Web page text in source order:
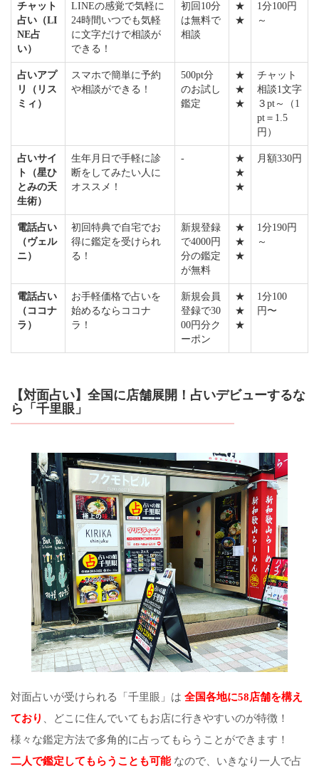
チャット
占い（LI
NE占
い）
LINEの感覚で気軽に
24時間いつでも気軽
に文字だけで相談が
できる！
初回10分
は無料で
相談
★
★
1分100円
～
占いアプ
リ（リス
ミィ）
スマホで簡単に予約
や相談ができる！
500pt分
のお試し
鑑定
★
★
★
チャット
相談1文字
３pt～（1
pt＝1.5
円）
占いサイ
ト（星ひ
とみの天
生術）
生年月日で手軽に診
断をしてみたい人に
オススメ！
-
★
★
★
月額330円
電話占い
（ヴェル
ニ）
初回特典で自宅でお
得に鑑定を受けられ
る！
新規登録
で4000円
分の鑑定
が無料
★
★
★
1分190円
～
電話占い
（ココナ
ラ）
お手軽価格で占いを
始めるならココナ
ラ！
新規会員
登録で30
00円分ク
ーポン
★
★
★
1分100
円〜
【対面占い】全国に店舗展開！占いデビューするな
ら「千里眼」
対面占いが受けられる「千里眼」は 全国各地に58店舗を構え
ており
、どこに住んでいてもお店に行きやすいのが特徴！
様々な鑑定方法で多角的に占ってもらうことができます！
二人で鑑定してもらうことも可能なので、いきなり一人で占